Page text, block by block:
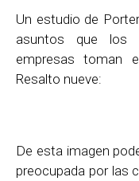
Un estudio de
asuntos que los
empresas toman
Resalto nueve:
De esta imagen
preocupada por las